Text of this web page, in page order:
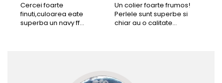
Cercei foarte
finuti,culoarea eate
superba un navy ff
Un colier foarte frumos!
Perlele sunt superbe si
chiar au o calitate